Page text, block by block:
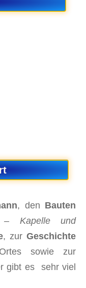
, den Bauten
– Kapelle und
, zurGeschichte
sowie zur
gibt es sehr viel